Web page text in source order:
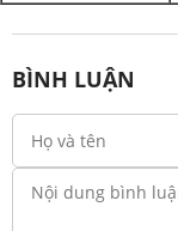
BÌNH LUẬN